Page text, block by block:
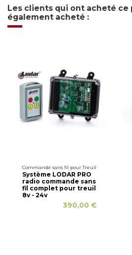
Les clients qui ont acheté
également acheté :
Commande sans fil pour Treuil
Système LODAR PRO
radio commande sans
fil complet pour treuil
8v - 24v
390,00 €